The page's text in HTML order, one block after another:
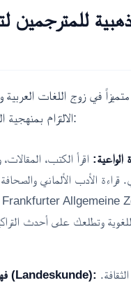
للمترجمين
في زوج اللغات العربية
الالتزام بمنهجية التطوير الذاتي المستمر:
الواعية: اقرأ الكتب،
الأدب الألماني والصحافة
وتطلعك على أحدث
فهم الثقافة الألمانية (Landeskunde):